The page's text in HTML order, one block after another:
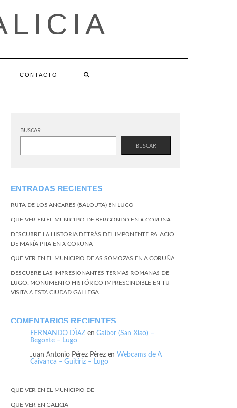
CONTACTO
BUSCAR
BUSCAR
ENTRADAS RECIENTES
RUTA DE LOS ANCARES (BALOUTA) EN LUGO
QUE VER EN EL MUNICIPIO DE BERGONDO EN A CORUÑA
DESCUBRE LA HISTORIA DETRÁS DEL IMPONENTE PALACIO
DE MARÍA PITA EN A CORUÑA
QUE VER EN EL MUNICIPIO DE AS SOMOZAS EN A CORUÑA
DESCUBRE LAS IMPRESIONANTES TERMAS ROMANAS DE
LUGO: MONUMENTO HISTÓRICO IMPRESCINDIBLE EN TU
VISITA A ESTA CIUDAD GALLEGA
COMENTARIOS RECIENTES
FERNANDO DÌAZ en Gaibor (San Xiao) –
Begonte – Lugo
Juan Antonio Pérez Pérez en Webcams de A
Caivanca – Guitiriz – Lugo
QUE VER EN EL MUNICIPIO DE
QUE VER EN GALICIA